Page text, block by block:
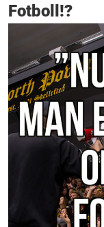
Fotboll!?